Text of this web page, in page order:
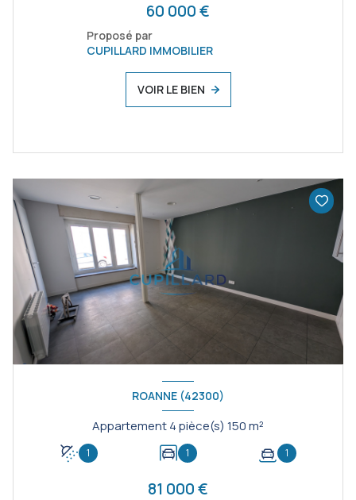
60 000 €
Proposé par
CUPILLARD IMMOBILIER
VOIR LE BIEN
ROANNE (42300)
Appartement 4 pièce(s) 150 m²
1 1 1
81 000 €